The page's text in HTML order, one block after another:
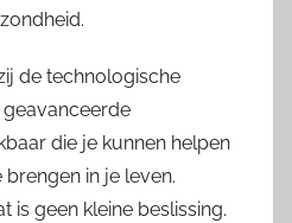
de technologische
die je kunnen helpen
in je leven.
is geen kleine beslissing.